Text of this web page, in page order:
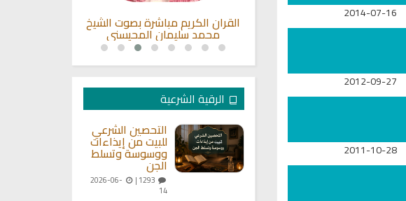
2014-07-16
2012-09-27
2011-10-28
اذاعة راديو الشفاء للرقية الشرعية
مباشر
القران الكريم مباشرة بصوت الشيخ
محمد سليمان المحيسني
الرقية الشرعية
التحصين الشرعي
للبيت من إيذاءات
ووسوسة وتسلط
الجن
2026-06-
14